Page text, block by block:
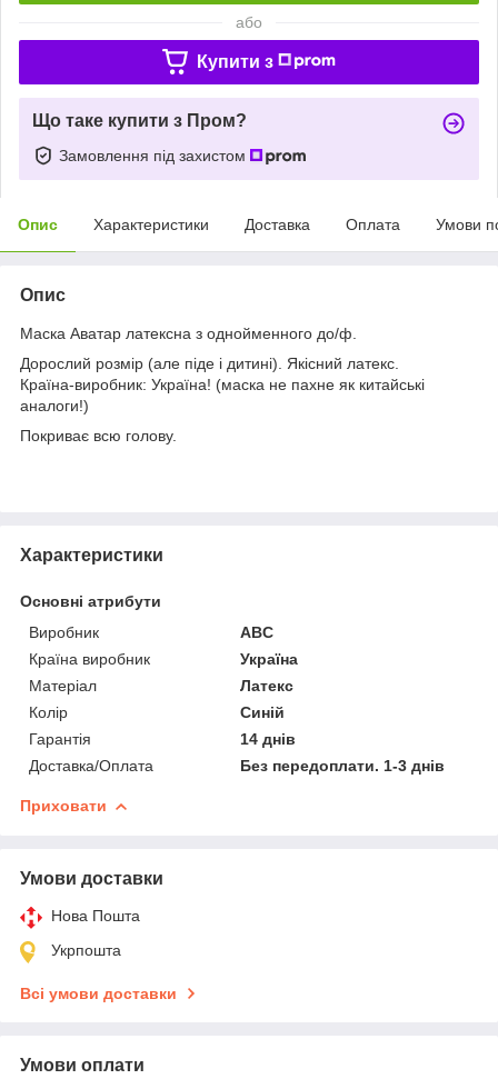
або
Купити з
Що таке купити з Пром?
Замовлення під захистом
Опис Характеристики Доставка Оплата Умови
Опис
Маска Аватар латексна з однойменного до/ф.
Дорослий розмір (але піде і дитині). Якісний латекс.
Країна-виробник: Україна! (маска не пахне як китайські
аналоги!)
Покриває всю голову.
Характеристики
Основні атрибути
Виробник
ABC
Країна виробник
Україна
Матеріал
Латекс
Колір
Синій
Гарантія
14 днів
Доставка/Оплата
Без передоплати. 1-3 днів
Приховати
Умови доставки
Нова Пошта
Укрпошта
Всі умови доставки
Умови оплати